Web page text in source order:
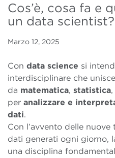
Cos’è, cosa fa e
un data scientist?
Marzo 12, 2025
Con data science si
interdisciplinare che
da matematica, statistica,
per analizzare e
dati.
Con l’avvento delle nuove
dati generati ogni giorno,
una disciplina